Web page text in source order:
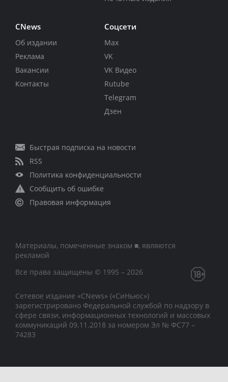
CNews
Об издании
Реклама
Вакансии
Контакты
Соцсети
Max
VK
VK Видео
Rutube
Telegram
Дзен
Быстрая подписка на новости
RSS
Политика конфиденциальности
Сообщить об ошибке
Правовая информация
Материалы, помеченные знаком ■, являются
рекламой
Все права защищены © 1995 – 2026
Сетевое издание «CNews» («СиНьюс»)
зарегистрировано Федеральной службой по надзору в
сфере связи, информационных технологий и массовых
коммуникаций 09.11.2018 за номером Эл № ФС77 –
74283